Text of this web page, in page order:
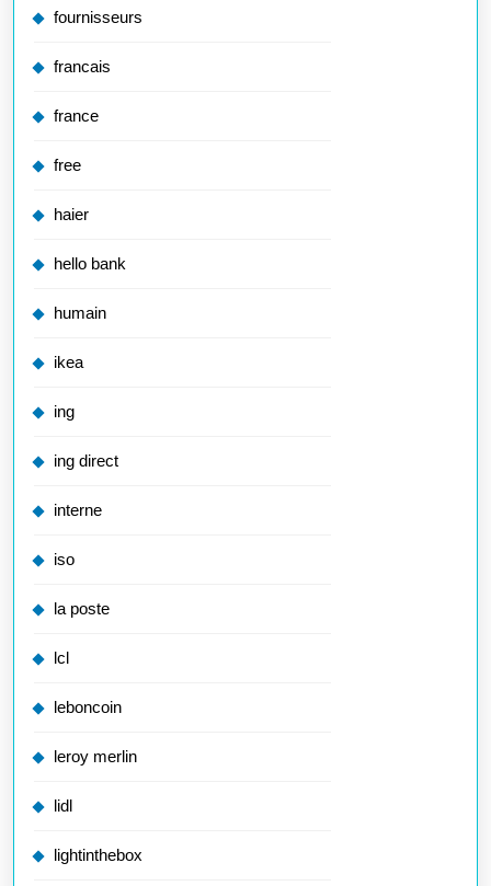
fournisseurs
francais
france
free
haier
hello bank
humain
ikea
ing
ing direct
interne
iso
la poste
lcl
leboncoin
leroy merlin
lidl
lightinthebox